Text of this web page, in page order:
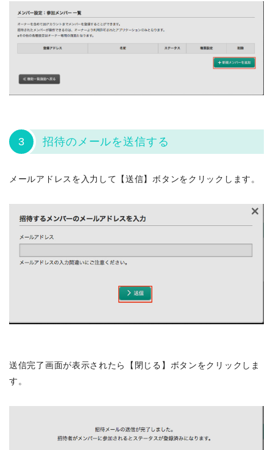
3 招待のメールを送信する
メールアドレスを入力して【送信】ボタンをクリックします。
送信完了画面が表示されたら【閉じる】ボタンをクリックしま
す。